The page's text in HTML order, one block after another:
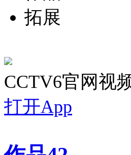
拓展
CCTV6官网视
打开App